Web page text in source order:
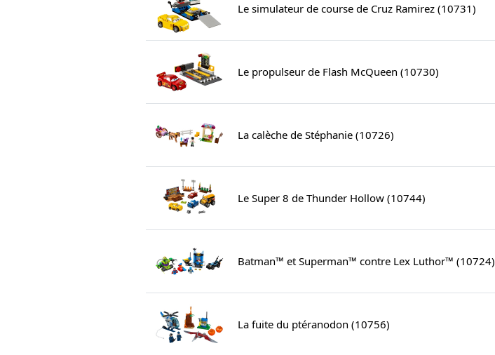
Le simulateur de course de Cruz Ramirez (10731)
Le propulseur de Flash McQueen (10730)
La calèche de Stéphanie (10726)
Le Super 8 de Thunder Hollow (10744)
Batman™ et Superman™ contre Lex Luthor™ (10724)
La fuite du ptéranodon (10756)